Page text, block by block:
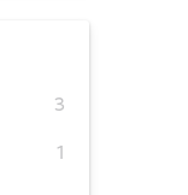
3
1
$4.86